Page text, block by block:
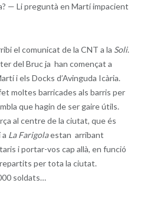
— Li preguntà en Martí impacient
el comunicat de la CNT a la Soli.
del Bruc ja han començat a
i els Docks d’Avinguda Icària.
moltes barricades als barris per
que hagin de ser gaire útils.
al centre de la ciutat, que és
La Farigolaestan arribant
i portar-vos cap allà, en funció
per tota la ciutat.
soldats…